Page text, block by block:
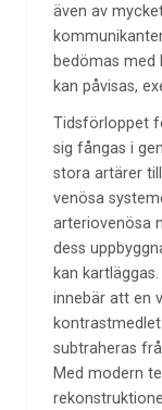
även av
bedömas med
kan påvisas,
Tidsförloppet
sig fångas i
stora artärer
venösa
arteriovenösa
dess
kan
innebär att en
subtraheras
Med modern